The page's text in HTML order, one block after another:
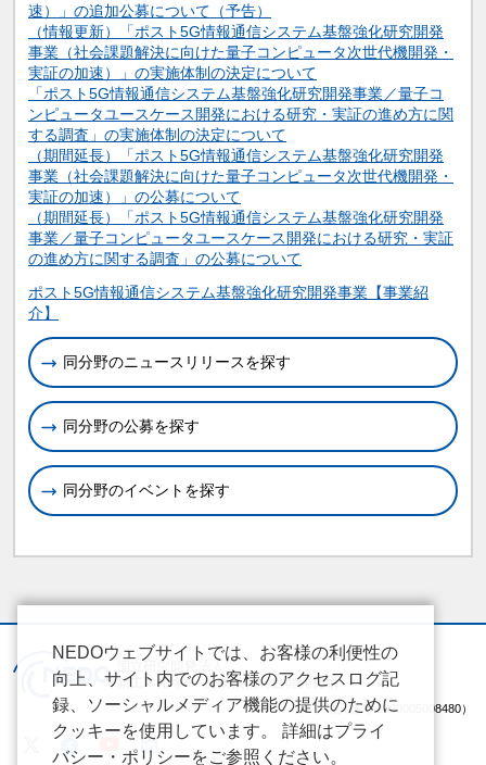
速）」の追加公募について（予告）
（情報更新）「ポスト5G情報通信システム基盤強化研究開発
事業（社会課題解決に向けた量子コンピュータ次世代機開発・
実証の加速）」の実施体制の決定について
「ポスト5G情報通信システム基盤強化研究開発事業／量子コ
ンピュータユースケース開発における研究・実証の進め方に関
する調査」の実施体制の決定について
（期間延長）「ポスト5G情報通信システム基盤強化研究開発
事業（社会課題解決に向けた量子コンピュータ次世代機開発・
実証の加速）」の公募について
（期間延長）「ポスト5G情報通信システム基盤強化研究開発
事業／量子コンピュータユースケース開発における研究・実証
の進め方に関する調査」の公募について
関連情報
ポスト5G情報通信システム基盤強化研究開発事業【事業紹
介】
同分野のニュースリリースを探す
同分野の公募を探す
同分野のイベントを探す
（法人番号 2020005008480）
NEDOウェブサイトでは、お客様の利便性の
向上、サイト内でのお客様のアクセスログ記
録、ソーシャルメディア機能の提供のために
クッキーを使用しています。 詳細はプライ
バシー・ポリシーをご参照ください。